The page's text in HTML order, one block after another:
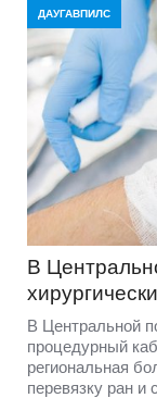
ДАУГАВПИЛС
В
В Центральной
процедурный
региональная
перевязку ран